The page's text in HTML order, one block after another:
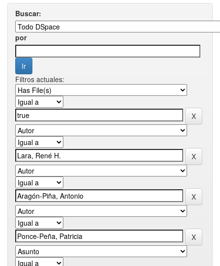
Buscar:
por
Filtros actuales: